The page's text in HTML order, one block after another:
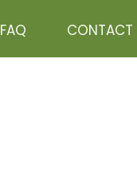
FAQ CONTACT